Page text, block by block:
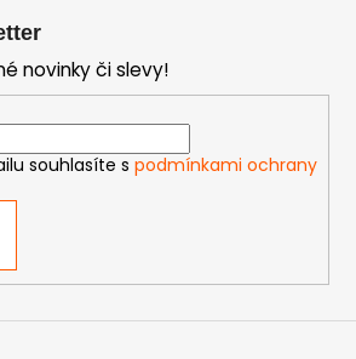
novinky či slevy!
souhlasíte s podmínkami ochrany